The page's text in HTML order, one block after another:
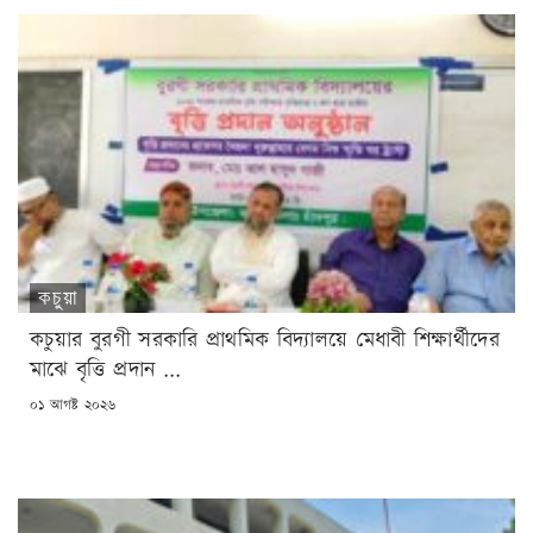
কচুয়া
কচুয়ার বুরগী সরকারি প্রাথমিক বিদ্যালয়ে মেধাবী শিক্ষার্থীদের
মাঝে বৃত্তি প্রদান ...
POSTED
০১ আগষ্ট ২০২৬